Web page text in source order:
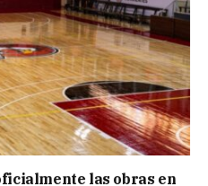
las obras en